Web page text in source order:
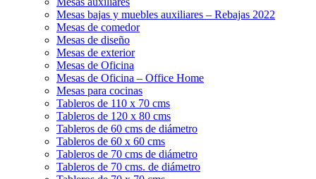
Mesas bajas y muebles auxiliares – Rebajas 2022
Mesas de comedor
Mesas de diseño
Mesas de exterior
Mesas de Oficina
Mesas de Oficina – Office Home
Mesas para cocinas
Tableros de 110 x 70 cms
Tableros de 120 x 80 cms
Tableros de 60 cms de diámetro
Tableros de 60 x 60 cms
Tableros de 70 cms de diámetro
Tableros de 70 cms. de diámetro